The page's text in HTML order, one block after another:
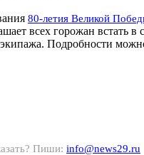
80-летия Великой
всех горожан встать в
Подробности
Пиши: info@news29.ru